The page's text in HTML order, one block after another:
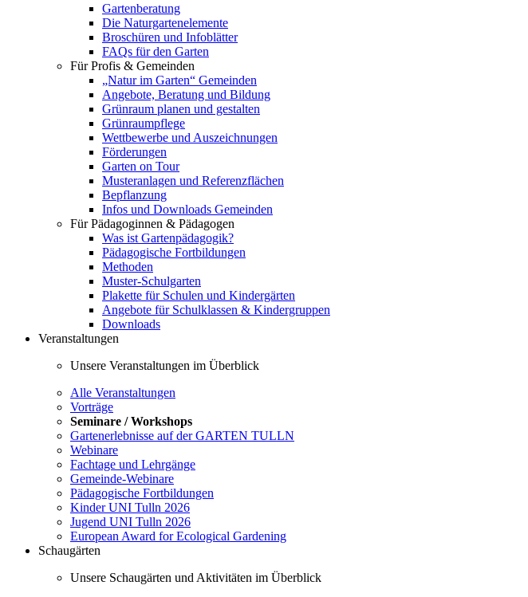
Gartenberatung
Die Naturgartenelemente
Broschüren und Infoblätter
FAQs für den Garten
Für Profis & Gemeinden
„Natur im Garten“ Gemeinden
Angebote, Beratung und Bildung
Grünraum planen und gestalten
Grünraumpflege
Wettbewerbe und Auszeichnungen
Förderungen
Garten on Tour
Musteranlagen und Referenzflächen
Bepflanzung
Infos und Downloads Gemeinden
Für Pädagoginnen & Pädagogen
Was ist Gartenpädagogik?
Pädagogische Fortbildungen
Methoden
Muster-Schulgarten
Plakette für Schulen und Kindergärten
Angebote für Schulklassen & Kindergruppen
Downloads
Veranstaltungen
Unsere Veranstaltungen im Überblick
Alle Veranstaltungen
Vorträge
Seminare / Workshops
Gartenerlebnisse auf der GARTEN TULLN
Webinare
Fachtage und Lehrgänge
Gemeinde-Webinare
Pädagogische Fortbildungen
Kinder UNI Tulln 2026
Jugend UNI Tulln 2026
European Award for Ecological Gardening
Schaugärten
Unsere Schaugärten und Aktivitäten im Überblick